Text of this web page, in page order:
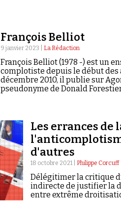
François Belliot
9 janvier 2023 | La Rédaction
François Belliot (1978 -) est un
complotiste depuis le début des
décembre 2010, il publie sur
pseudonyme de Donald
Les errances de
d'autres
18 octobre 2021 | Philippe Corcuff
Délégitimer la critique
indirecte de justifier la
entre extrême